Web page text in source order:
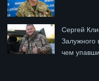
Сергей
Залужного
чем